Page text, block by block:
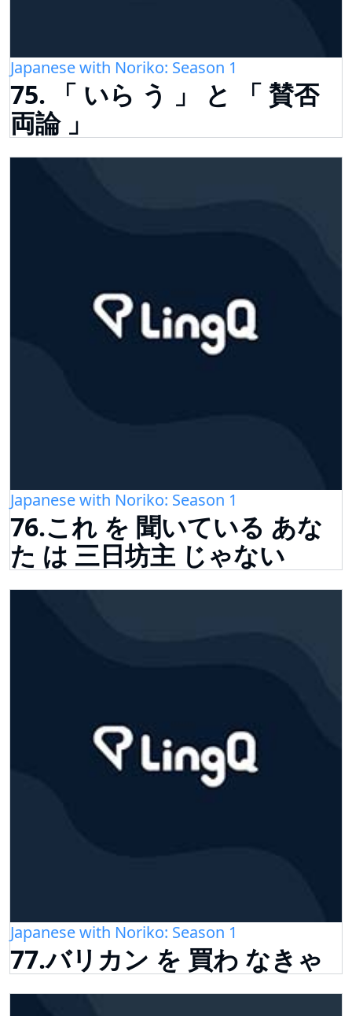
Japanese with Noriko: Season 1
75. 「 いら う 」 と 「 賛否
両論 」
Japanese with Noriko: Season 1
76.これ を 聞いている あな
た は 三日坊主 じゃない
Japanese with Noriko: Season 1
77.バリカン を 買わ なきゃ